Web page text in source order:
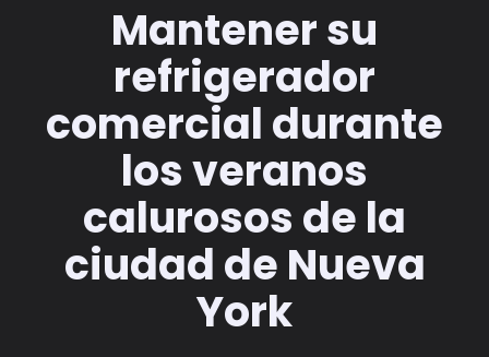
Mantener su
refrigerador
comercial durante
los veranos
calurosos de la
ciudad de Nueva
York